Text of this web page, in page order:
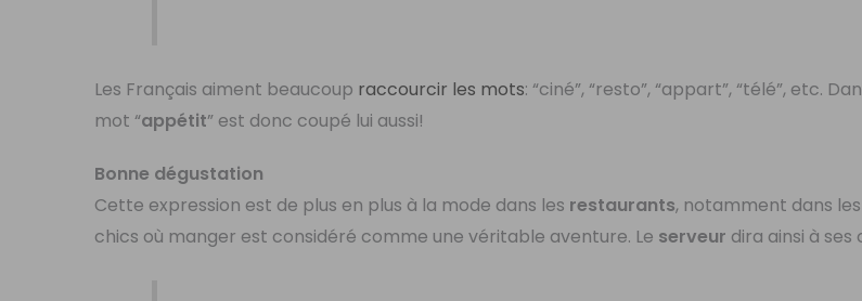
Les Français aiment beaucoup raccourcir les mots: “ciné”, “resto”, “appart”, “télé”, etc.
mot “appétit” est donc coupé lui aussi!
Bonne dégustation
Cette expression est de plus en plus à la mode dans les restaurants, notamment dans
chics où manger est considéré comme une véritable aventure. Le serveur dira ainsi à ses